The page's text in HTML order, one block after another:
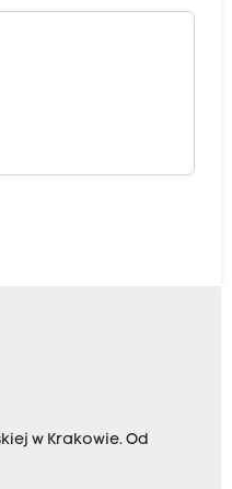
w Krakowie. Od